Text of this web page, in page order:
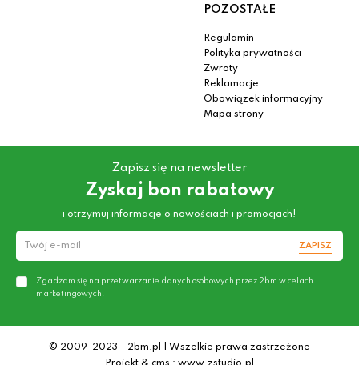
POZOSTAŁE
Regulamin
Polityka prywatności
Zwroty
Reklamacje
Obowiązek informacyjny
Mapa strony
Zapisz się na newsletter
Zyskaj bon rabatowy
i otrzymuj informacje o nowościach i promocjach!
ZAPISZ
Zgadzam się na przetwarzanie danych osobowych przez 2bm w celach
marketingowych.
© 2009-2023 - 2bm.pl | Wszelkie prawa zastrzeżone